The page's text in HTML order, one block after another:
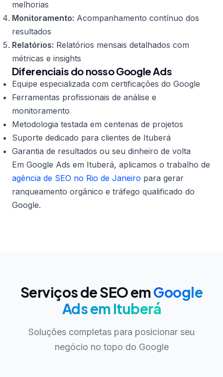
melhorias
Monitoramento: Acompanhamento contínuo dos
resultados
Relatórios: Relatórios mensais detalhados com
métricas e insights
Diferenciais do nosso Google Ads
Equipe especializada com certificações do Google
Ferramentas profissionais de análise e
monitoramento
Metodologia testada em centenas de projetos
Suporte dedicado para clientes de Ituberá
Garantia de resultados ou seu dinheiro de volta
Em Google Ads em Ituberá, aplicamos o trabalho de
agência de SEO no Rio de Janeiro para gerar
ranqueamento orgânico e tráfego qualificado do
Google.
Serviços de SEO emGoogle
Ads em Ituberá
Soluções completas para posicionar seu
negócio no topo do Google